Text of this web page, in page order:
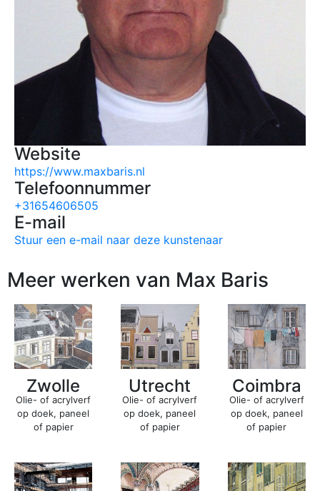
Website
https://www.maxbaris.nl
Telefoonnummer
+31654606505
E-mail
Stuur een e-mail naar deze kunstenaar
Meer werken van Max Baris
Zwolle
Olie- of acrylverf
op doek, paneel
of papier
Utrecht
Olie- of acrylverf
op doek, paneel
of papier
Coimbra
Olie- of acrylverf
op doek, paneel
of papier